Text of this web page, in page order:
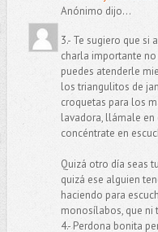
Anónimo dijo...
3.- Te sugiero que
charla importante
puedes atenderle
los triangulitos de
croquetas para los
lavadora, llámale en
concéntrate en
Quizá otro día seas
quizá ese alguien
haciendo para
monosílabos, que
4.- Perdona bonita